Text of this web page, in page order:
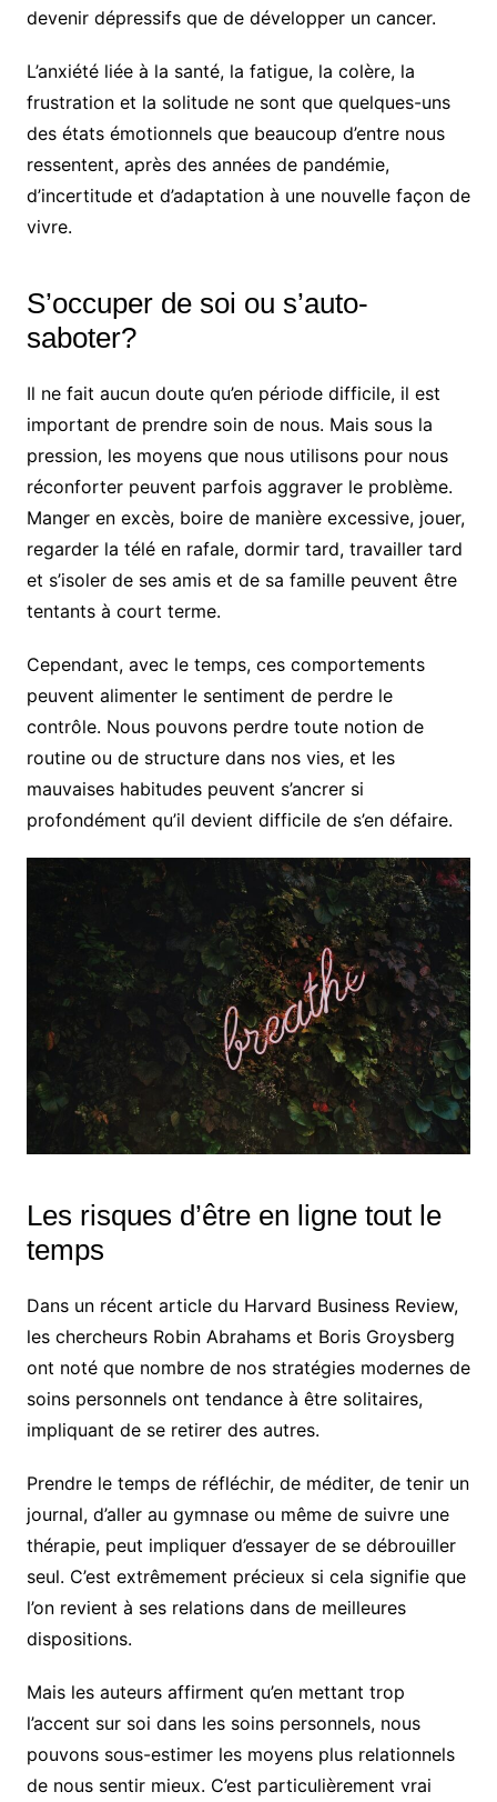
devenir dépressifs que de développer un cancer.
L’anxiété liée à la santé, la fatigue, la colère, la
frustration et la solitude ne sont que quelques-uns
des états émotionnels que beaucoup d’entre nous
ressentent, après des années de pandémie,
d’incertitude et d’adaptation à une nouvelle façon de
vivre.
S’occuper de soi ou s’auto-
saboter?
Il ne fait aucun doute qu’en période difficile, il est
important de prendre soin de nous. Mais sous la
pression, les moyens que nous utilisons pour nous
réconforter peuvent parfois aggraver le problème.
Manger en excès, boire de manière excessive, jouer,
regarder la télé en rafale, dormir tard, travailler tard
et s’isoler de ses amis et de sa famille peuvent être
tentants à court terme.
Cependant, avec le temps, ces comportements
peuvent alimenter le sentiment de perdre le
contrôle. Nous pouvons perdre toute notion de
routine ou de structure dans nos vies, et les
mauvaises habitudes peuvent s’ancrer si
profondément qu’il devient difficile de s’en défaire.
Les risques d’être en ligne tout le
temps
Dans un récent article du Harvard Business Review,
les chercheurs Robin Abrahams et Boris Groysberg
ont noté que nombre de nos stratégies modernes de
soins personnels ont tendance à être solitaires,
impliquant de se retirer des autres.
Prendre le temps de réfléchir, de méditer, de tenir un
journal, d’aller au gymnase ou même de suivre une
thérapie, peut impliquer d’essayer de se débrouiller
seul. C’est extrêmement précieux si cela signifie que
l’on revient à ses relations dans de meilleures
dispositions.
Mais les auteurs affirment qu’en mettant trop
l’accent sur soi dans les soins personnels, nous
pouvons sous-estimer les moyens plus relationnels
de nous sentir mieux. C’est particulièrement vrai